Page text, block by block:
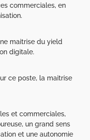
commerciales, en
maitrise du yield
digitale.
ce poste, la maitrise
et commerciales,
un grand sens
et une autonomie